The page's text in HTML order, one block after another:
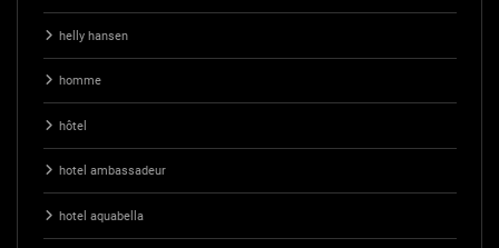
helly hansen
homme
hôtel
hotel ambassadeur
hotel aquabella